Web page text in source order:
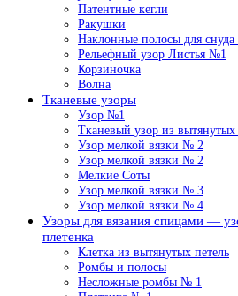
Патентные кегли
Ракушки
Наклонные полосы для снуда
Рельефный узор Листья №1
Корзиночка
Волна
Тканевые узоры
Узор №1
Тканевый узор из вытянутых
Узор мелкой вязки № 2
Узор мелкой вязки № 2
Мелкие Соты
Узор мелкой вязки № 3
Узор мелкой вязки № 4
Узоры для вязания спицами —
плетенка
Клетка из вытянутых петель
Ромбы и полосы
Несложные ромбы № 1